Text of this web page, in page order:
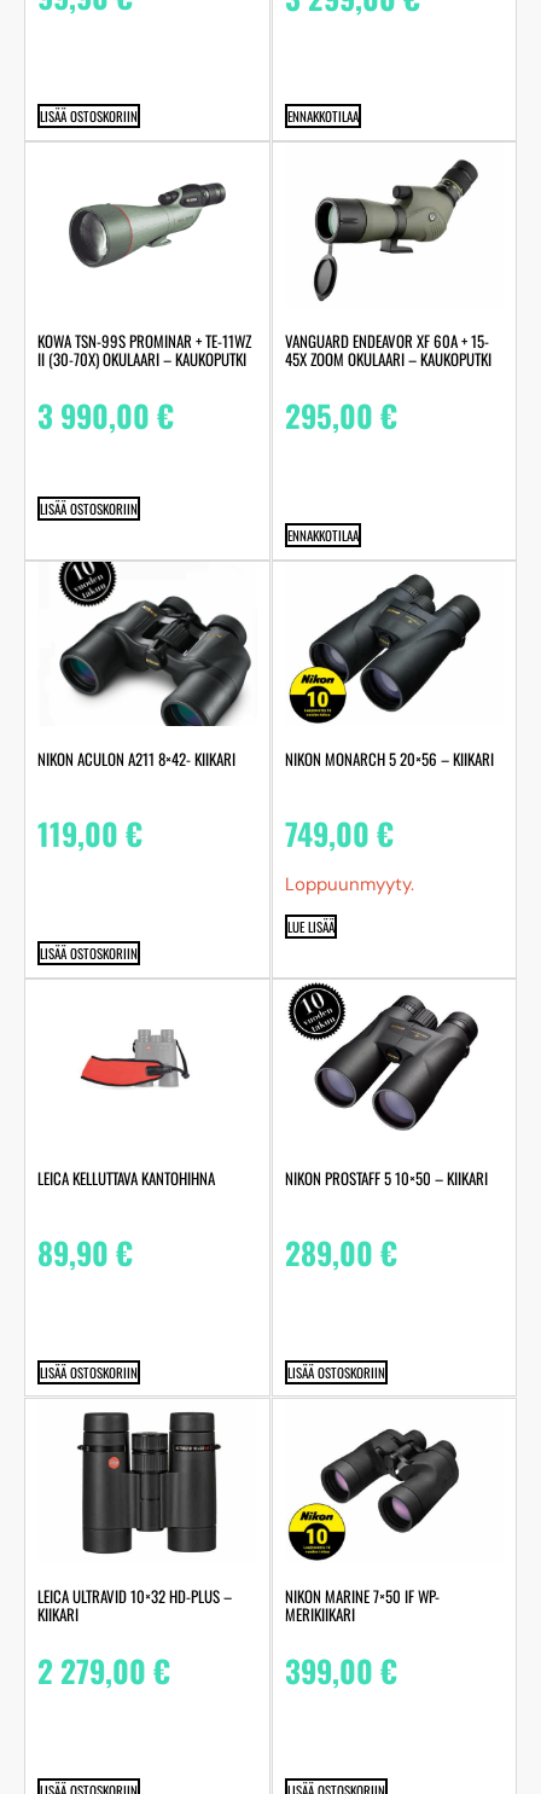
LISÄÄ OSTOSKORIIN ENNAKKOTILAA
KOWA TSN-99S PROMINAR + TE-11WZ
II (30-70X) OKULAARI – KAUKOPUTKI
3 990,00€
LISÄÄ OSTOSKORIIN
VANGUARD ENDEAVOR XF 60A + 15-
45X ZOOM OKULAARI – KAUKOPUTKI
295,00€
ENNAKKOTILAA
NIKON ACULON A211 8×42- KIIKARI
119,00€
LISÄÄ OSTOSKORIIN
NIKON MONARCH 5 20×56 – KIIKARI
749,00€
Loppuunmyyty.
LUE LISÄÄ
LEICA KELLUTTAVA KANTOHIHNA
89,90€
LISÄÄ OSTOSKORIIN
NIKON PROSTAFF 5 10×50 – KIIKARI
289,00€
LISÄÄ OSTOSKORIIN
LEICA ULTRAVID 10×32 HD-PLUS –
KIIKARI
2 279,00€
NIKON MARINE 7×50 IF WP-
MERIKIIKARI
399,00€